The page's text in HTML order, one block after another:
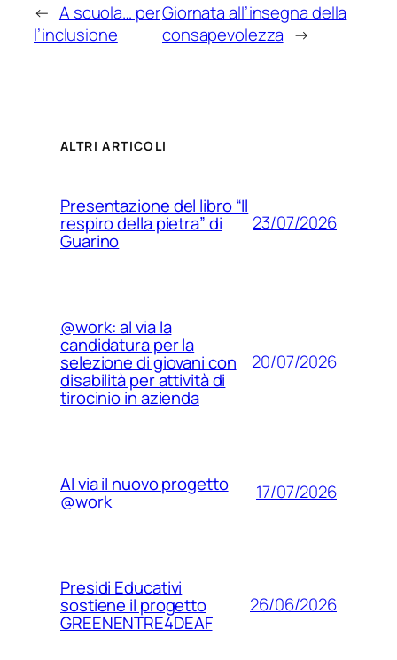
← A scuola… per
l’inclusione
Giornata all’insegna della
consapevolezza →
ALTRI ARTICOLI
Presentazione del libro “Il
respiro della pietra” di
Guarino
23/07/2026
@work: al via la
candidatura per la
selezione di giovani con
disabilità per attività di
tirocinio in azienda
20/07/2026
Al via il nuovo progetto
@work 17/07/2026
Presidi Educativi
sostiene il progetto
GREENENTRE4DEAF
26/06/2026